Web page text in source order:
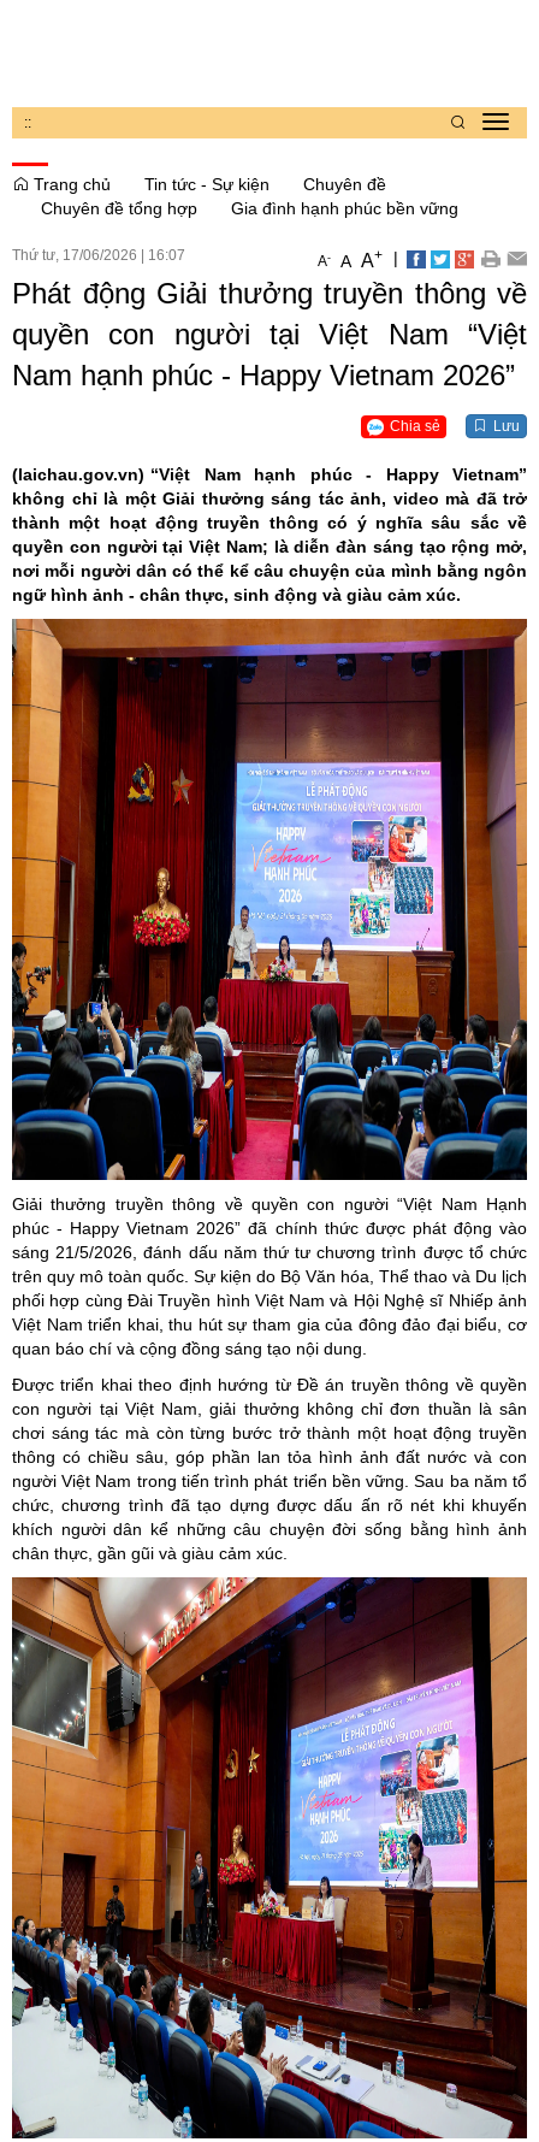
::
Trang chủ
Tin tức - Sự kiện
Chuyên đề
Chuyên đề tổng hợp
Gia đình hạnh phúc bền vững
Thứ tư, 17/06/2026 16:07 A- A A+ |
Phát động Giải thưởng truyền thông về
quyền con người tại Việt Nam “Việt
Nam hạnh phúc - Happy Vietnam 2026”
Chia sẻ Lưu
(laichau.gov.vn) “Việt Nam hạnh phúc - Happy Vietnam”
không chỉ là một Giải thưởng sáng tác ảnh, video mà đã trở
thành một hoạt động truyền thông có ý nghĩa sâu sắc về
quyền con người tại Việt Nam; là diễn đàn sáng tạo rộng mở,
nơi mỗi người dân có thể kể câu chuyện của mình bằng ngôn
ngữ hình ảnh - chân thực, sinh động và giàu cảm xúc.
Giải thưởng truyền thông về quyền con người “Việt Nam Hạnh
phúc - Happy Vietnam 2026” đã chính thức được phát động vào
sáng 21/5/2026, đánh dấu năm thứ tư chương trình được tổ chức
trên quy mô toàn quốc. Sự kiện do Bộ Văn hóa, Thể thao và Du lịch
phối hợp cùng Đài Truyền hình Việt Nam và Hội Nghệ sĩ Nhiếp ảnh
Việt Nam triển khai, thu hút sự tham gia của đông đảo đại biểu, cơ
quan báo chí và cộng đồng sáng tạo nội dung.
Được triển khai theo định hướng từ Đề án truyền thông về quyền
con người tại Việt Nam, giải thưởng không chỉ đơn thuần là sân
chơi sáng tác mà còn từng bước trở thành một hoạt động truyền
thông có chiều sâu, góp phần lan tỏa hình ảnh đất nước và con
người Việt Nam trong tiến trình phát triển bền vững. Sau ba năm tổ
chức, chương trình đã tạo dựng được dấu ấn rõ nét khi khuyến
khích người dân kể những câu chuyện đời sống bằng hình ảnh
chân thực, gần gũi và giàu cảm xúc.